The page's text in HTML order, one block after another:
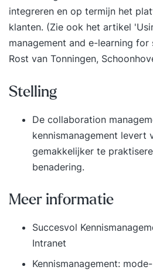
integreren en op termijn het
klanten. (Zie ook het artikel
management and e-learning
Rost van Tonningen,
Stelling
De collaboration
kennismanagement levert
gemakkelijker te
benadering.
Meer informatie
Succesvol
Intranet
Kennismanagement: